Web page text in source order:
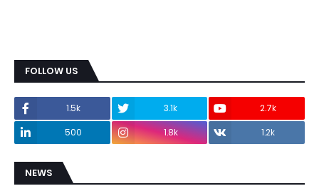
FOLLOW US
1.5k 3.1k
2.7k
500
1.8k 1.2k
NEWS